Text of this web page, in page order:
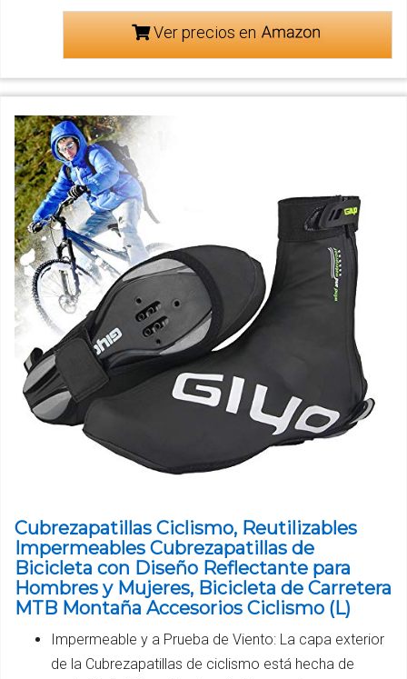
Ver precios en
Cubrezapatillas Ciclismo, Reutilizables
Impermeables Cubrezapatillas de
Bicicleta con Diseño Reflectante para
Hombres y Mujeres, Bicicleta de Carretera
MTB Montaña Accesorios Ciclismo (L)
Impermeable y a Prueba de Viento: La capa exterior
de la Cubrezapatillas de ciclismo está hecha de